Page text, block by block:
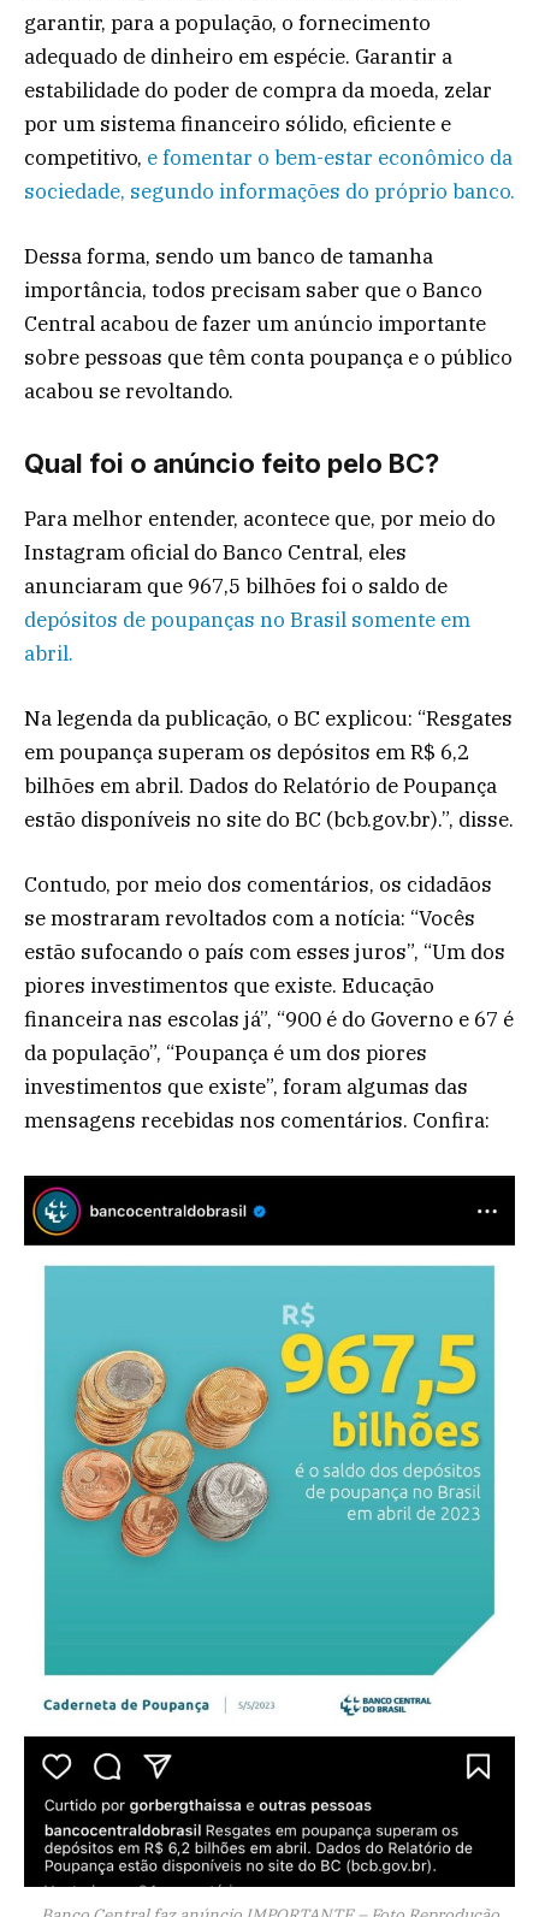
garantir, para a população, o fornecimento
adequado de dinheiro em espécie. Garantir a
estabilidade do poder de compra da moeda, zelar
por um sistema financeiro sólido, eficiente e
competitivo, e fomentar o bem-estar econômico da
sociedade, segundo informações do próprio banco.
Dessa forma, sendo um banco de tamanha
importância, todos precisam saber que o Banco
Central acabou de fazer um anúncio importante
sobre pessoas que têm conta poupança e o público
acabou se revoltando.
Qual foi o anúncio feito pelo BC?
Para melhor entender, acontece que, por meio do
Instagram oficial do Banco Central, eles
anunciaram que 967,5 bilhões foi o saldo de
depósitos de poupanças no Brasil somente em
abril.
Na legenda da publicação, o BC explicou: “Resgates
em poupança superam os depósitos em R$ 6,2
bilhões em abril. Dados do Relatório de Poupança
estão disponíveis no site do BC (bcb.gov.br).”, disse.
Contudo, por meio dos comentários, os cidadãos
se mostraram revoltados com a notícia: “Vocês
estão sufocando o país com esses juros”, “Um dos
piores investimentos que existe. Educação
financeira nas escolas já”, “900 é do Governo e 67 é
da população”, “Poupança é um dos piores
investimentos que existe”, foram algumas das
mensagens recebidas nos comentários. Confira: